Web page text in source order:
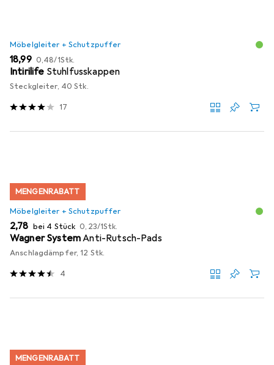
Möbelgleiter + Schutzpuffer
EUR
18,99 EUR
0,48/1Stk.
Intirilife Stuhlfusskappen
Steckgleiter, 40 Stk.
17
MENGENRABATT
Möbelgleiter + Schutzpuffer
EUR
2,78 bei 4 Stück EUR
0,23/1Stk.
Wagner SystemAnti-Rutsch-Pads
Anschlagdämpfer, 12 Stk.
4
MENGENRABATT